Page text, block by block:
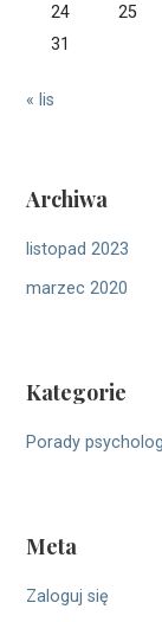
24
25
31
« lis
Archiwa
listopad 2023
marzec 2020
Kategorie
Porady
Meta
Zaloguj się